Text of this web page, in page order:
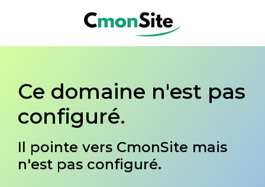
Ce domaine n'est pas
configuré.
Il pointe vers CmonSite mais
n'est pas configuré.